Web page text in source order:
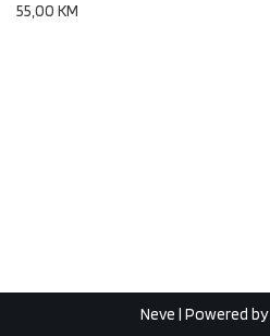
55,00 KM
Neve | Powered by